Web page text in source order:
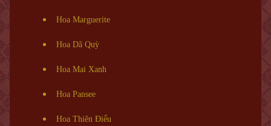
Hoa Marguerite
Hoa Dã Quỳ
Hoa Mai Xanh
Hoa Pansee
Hoa Thiên Điểu